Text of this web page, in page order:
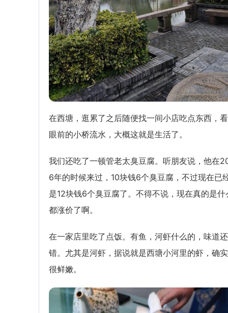
在西塘，逛累了之后随便找一间小店吃点东西，
眼前的小桥流水，大概这就是生活了。
我们还吃了一顿管老太臭豆腐。听朋友说，他在
6年的时候来过，10块钱6个臭豆腐，不过现在已
是12块钱6个臭豆腐了。不得不说，现在真的是什
都涨价了啊。
在一家店里吃了点饭。有鱼，河虾什么的，味道
错。尤其是河虾，据说就是西塘小河里的虾，确
很鲜嫩。